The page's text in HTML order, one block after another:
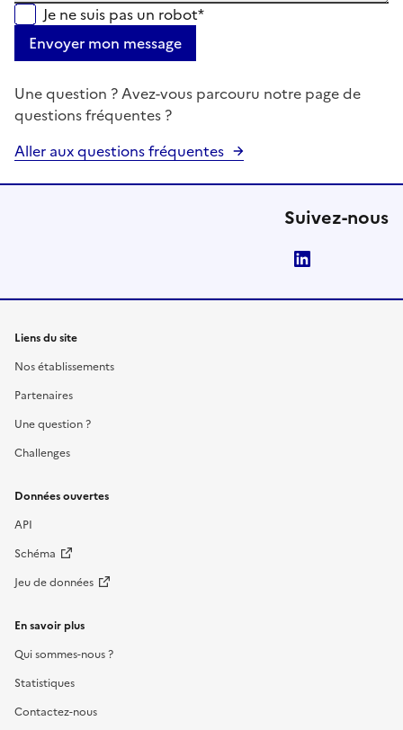
Je ne suis pas un robot*
Envoyer mon message
Une question ? Avez-vous parcouru notre page de
questions fréquentes ?
Aller aux questions fréquentes
Suivez-nous
Liens du site
Nos établissements
Partenaires
Une question ?
Challenges
Données ouvertes
API
Schéma
Jeu de données
En savoir plus
Qui sommes-nous ?
Statistiques
Contactez-nous